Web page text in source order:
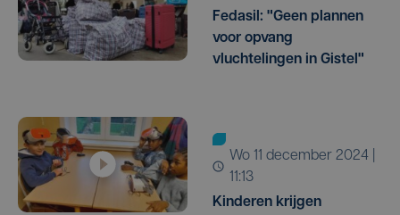
Fedasil: "Geen plannen
voor opvang
vluchtelingen in Gistel"
wo 11 december 2024 |
11:13
Kinderen krijgen